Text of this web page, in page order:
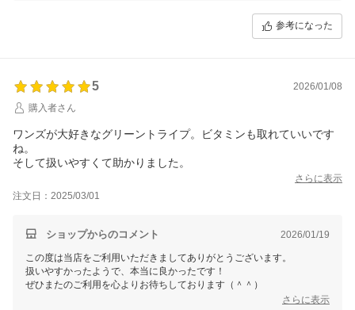
参考になった
5
2026/01/08
購入者さん
ワンズが大好きなグリーントライプ。ビタミンも取れていいです
ね。
そして扱いやすくて助かりました。
さらに表示
注文日：2025/03/01
ショップからのコメント 2026/01/19
この度は当店をご利用いただきましてありがとうございます。
扱いやすかったようで、本当に良かったです！
ぜひまたのご利用を心よりお待ちしております（＾＾）
さらに表示